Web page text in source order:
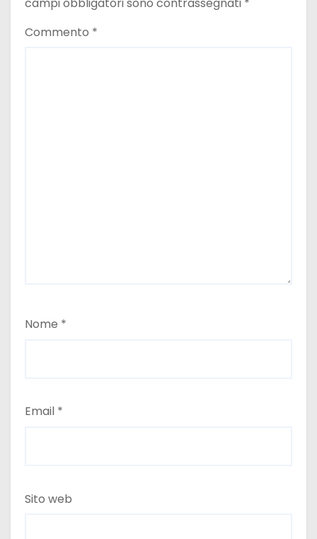
campi obbligatori sono contrassegnati *
Commento *
Nome *
Email *
Sito web